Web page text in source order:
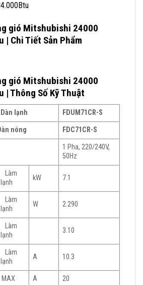
gió Mitshubishi 24000
| Chi Tiết Sản Phẩm
gió Mitshubishi 24000
| Thông Số Kỹ Thuật
Dàn lạnh
FDUM71CR-S
nóng
FDC71CR-S
1 Pha, 220/240V,
50Hz
Làm
lạnh
kW 7.1
Làm
lạnh
W 2.290
Làm
lạnh
3.10
Làm
lạnh
A 10.3
MAX A
20